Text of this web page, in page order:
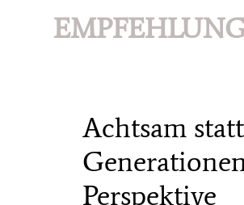
Achtsam
Perspektive